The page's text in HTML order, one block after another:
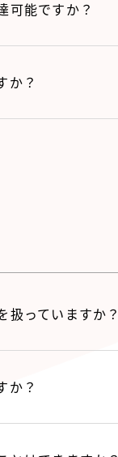
可能ですか？
か？
扱っていますか？
か？